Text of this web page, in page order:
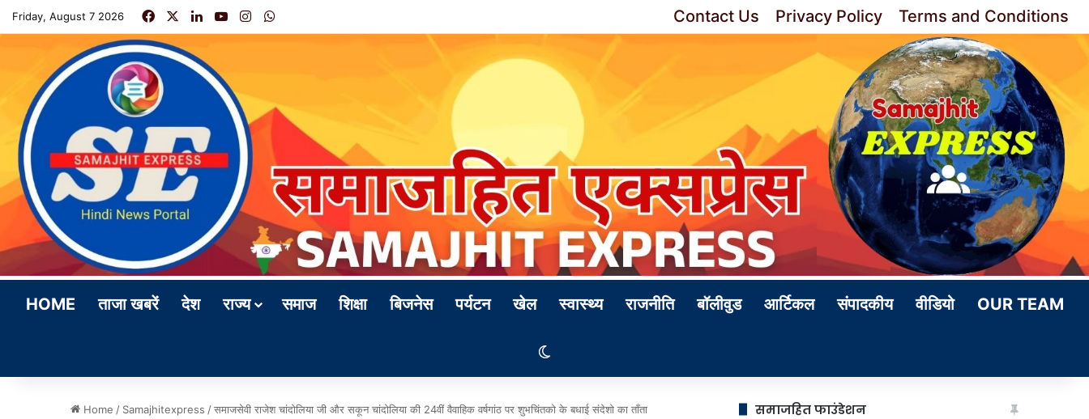
Friday, August 7 2026 FacebookLinkedInYouTubeInstagram Contact Us Privacy Policy Terms and Conditions
HOME ताजा खबरें देश राज्य समाज शिक्षा बिजनेस पर्यटन खेल स्वास्थ्य राजनीति बॉलीवुड आर्टिकल संपादकीय वीडियो OUR TEAM
Home / Samajhitexpress /समाजसेवी राजेश चांदोलिया जी और सकून चांदोलिया की 24वीं वैवाहिक वर्षगांठ पर शुभचिंतको के बधाई संदेशो का ताँता समाजहित फाउंडेशन